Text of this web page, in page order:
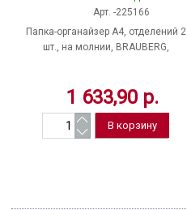
Арт. -225166
Папка-органайзер A4, отделений 2
шт., на молнии, BRAUBERG,
1 633,90 р.